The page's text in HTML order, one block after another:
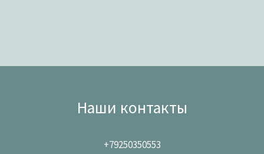
Наши контакты
+79250350553